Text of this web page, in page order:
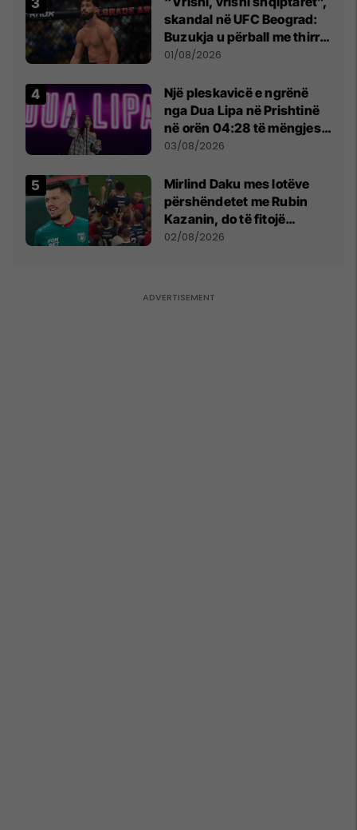
skandal në UFC Beograd:
Buzukja u përball me thirrje
anti-shqiptare nga
01/08/2026
Një pleskavicë e ngrënë
nga Dua Lipa në Prishtinë
në orën 04:28 të mëngjesit
- dhe bota digjitale serbe
03/08/2026
Mirlind Daku mes lotëve
përshëndetet me Rubin
Kazanin, do të fitojë
miliona te Spartak Moska
02/08/2026